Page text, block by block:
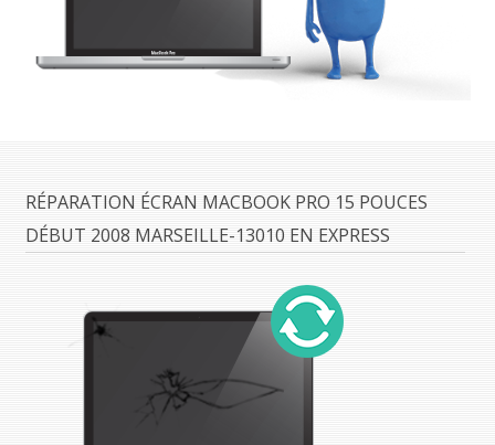
RÉPARATION ÉCRAN MACBOOK PRO 15 POUCES
DÉBUT 2008 MARSEILLE-13010 EN EXPRESS